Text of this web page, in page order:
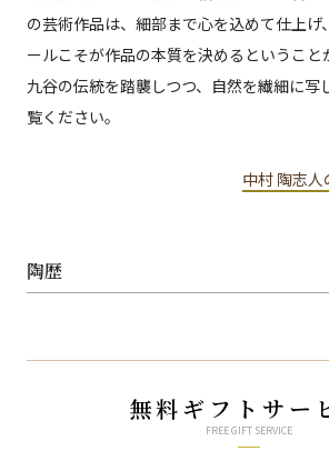
の芸術作品は、細部まで心を込めて仕上げ
ールこそが作品の本質を決めるということ
九谷の伝統を踏襲しつつ、自然を繊細に写
覧ください。
中村 陶志
陶歴
無料ギフトサー
FREE GIFT SERVICE